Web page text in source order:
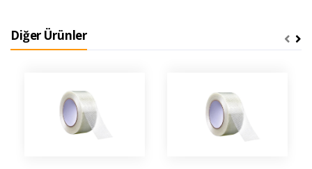
Diğer Ürünler